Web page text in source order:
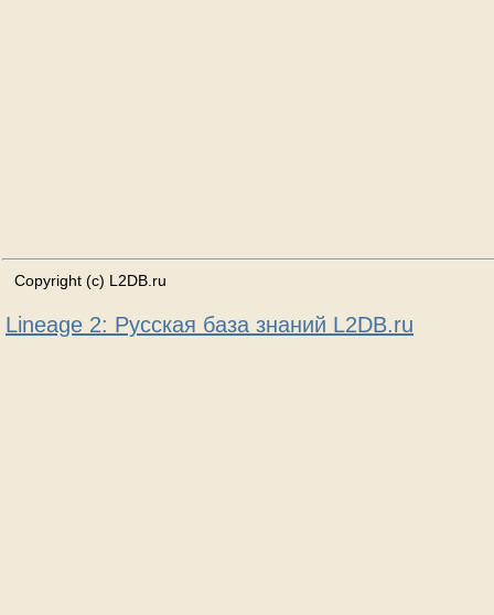
Copyright (c) L2DB.ru
Lineage 2: Русская база знаний L2DB.ru